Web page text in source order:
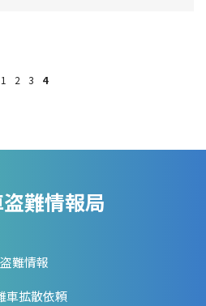
1 2 3 4
難情報局
盗難情報
車拡散依頼